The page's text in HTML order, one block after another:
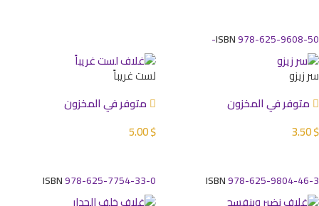
ISBN978-625-9608-50-
سر زيزو
متوفر في المخزون
3.50$
ISBN978-625-9804-46-3
لست غريباً
متوفر في المخزون
5.00$
ISBN978-625-7754-33-0